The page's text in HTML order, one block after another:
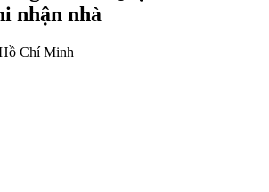
nhận nhà
Chí Minh